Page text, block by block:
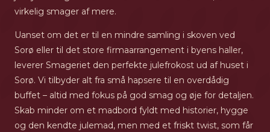
virkelig smager af mere.
Uanset om det er til en mindre samling i skoven ved
Sorø eller til det store firmaarrangement i byens haller,
leverer Smageriet den perfekte julefrokost ud af huset i
Sorø. Vi tilbyder alt fra små hapsere til en overdådig
buffet – altid med fokus på god smag og øje for detaljen.
Skab minder om et madbord fyldt med historier, hygge
og den kendte julemad, men med et friskt twist, som får